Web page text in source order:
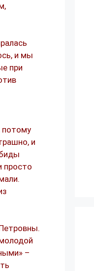
и мы
при
потому
и
просто
–